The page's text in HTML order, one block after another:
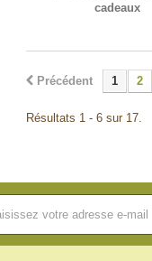
cadeaux
Précédent 1 2
Résultats 1 - 6 sur 17.